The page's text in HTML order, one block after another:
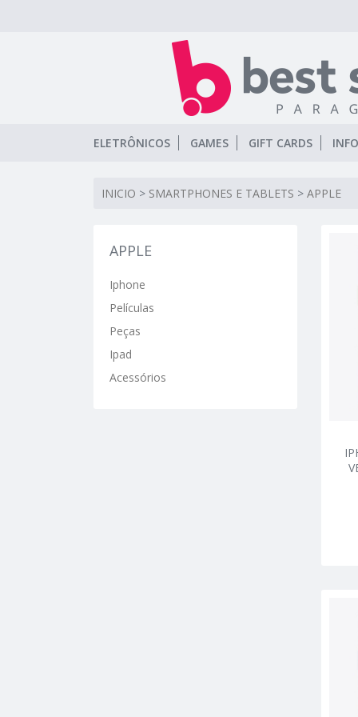
ELETRÔNICOS GAMES GIFT CARDS
INICIO > SMARTPHONES E TABLETS > APPLE
APPLE
Iphone
Películas
Peças
Ipad
Acessórios